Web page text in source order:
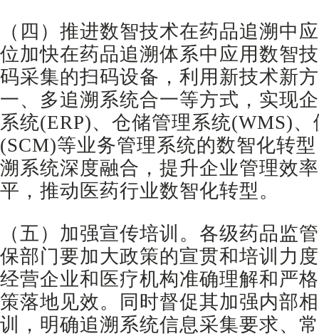
（四）推进数智技术在药品追溯中
位加快在药品追溯体系中应用数智
码采集的扫码设备，利用新技术新
一、多追溯系统合一等方式，实现
系统(ERP)、仓储管理系统(WMS)
(SCM)等业务管理系统的数智化转
溯系统深度融合，提升企业管理效
平，推动医药行业数智化转型。
（五）加强宣传培训。各级药品监
保部门要加大政策的宣贯和培训力
经营企业和医疗机构准确理解和严
策落地见效。同时督促其加强内部
训，明确追溯系统信息采集要求、